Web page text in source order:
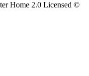
Home 2.0 Licensed ©